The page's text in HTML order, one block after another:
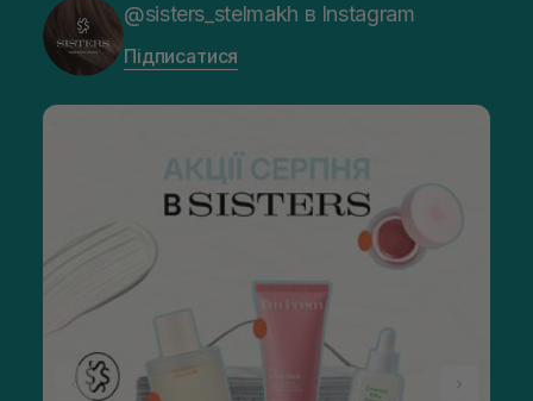
@sisters_stelmakh в Instagram
Підписатися